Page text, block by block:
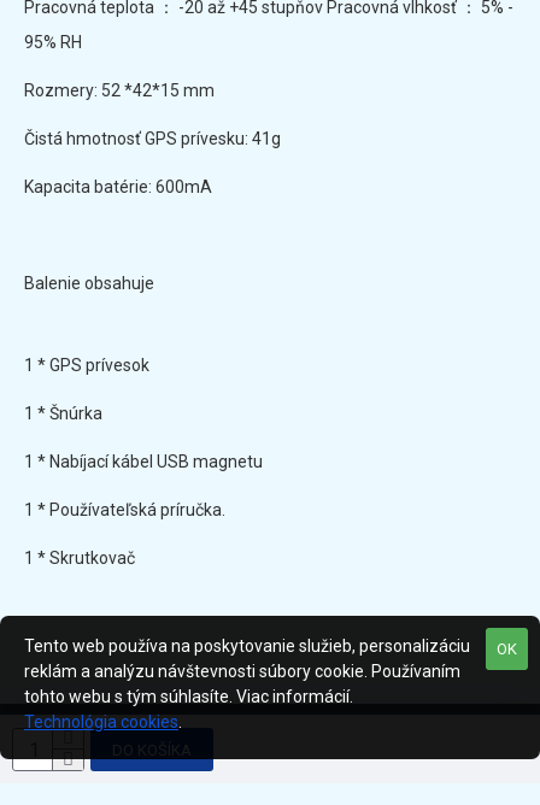
DO KOŠÍKA
Pracovná teplota ： -20 až +45 stupňov Pracovná vlhkosť ：
5% -
95% RH
Rozmery: 52 *42*15 mm
Čistá hmotnosť GPS prívesku: 41g
Kapacita batérie: 600mA
Balenie obsahuje
1 * GPS prívesok
1 * Šnúrka
1 * Nabíjací kábel USB magnetu
1 * Používateľská príručka.
1 * Skrutkovač
OK
Tento web používa na poskytovanie služieb, personalizáciu
reklám a analýzu návštevnosti súbory cookie. Používaním
tohto webu s tým súhlasíte. Viac informácií.
Technológia cookies